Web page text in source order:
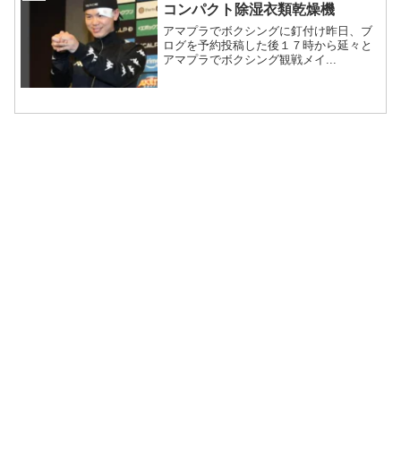
コンパクト除湿衣類乾燥機
アマプラでボクシングに釘付け昨日、ブ
ログを予約投稿した後１７時から延々と
アマプラでボクシング観戦メイ...